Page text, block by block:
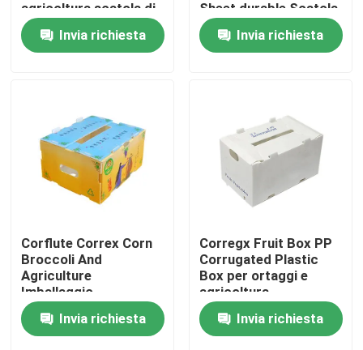
Casa.
Prodotti
Video
Su di noi
agricoltura scatola di
imballaggio
Invia richiesta
Sheet durable Scatola
di plastica per ortaggi
e fruttaInvia richiesta
Corflute Correx Corn
Broccoli And
Agriculture
Imballaggio
impermeabile
resistente alla
corrosione e ignifuge
Invia richiesta
Corregx Fruit Box PP
Corrugated Plastic
Box per ortaggi e
agricoltura
Invia richiesta